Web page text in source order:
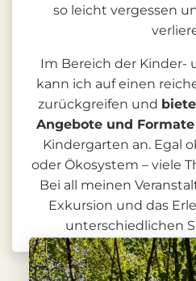
so leicht vergessen
Im Bereich der Kinder-
kann ich auf einen
zurückgreifen und
Angebote und Formate
Kindergarten an. Egal
oder Ökosystem – viele
Bei all meinen
Exkursion und das
unterschiedlichen